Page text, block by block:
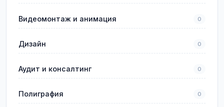
Видеомонтаж и анимация 0
Дизайн 0
Аудит и консалтинг 0
Полиграфия 0